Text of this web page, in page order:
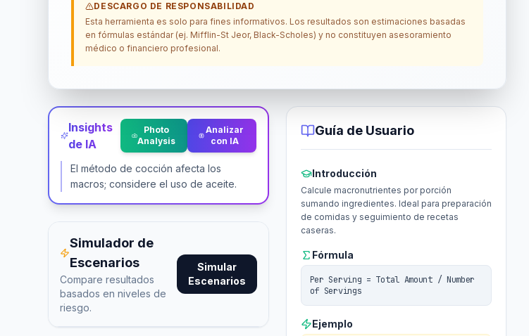
DESCARGO DE RESPONSABILIDAD
Esta herramienta es solo para fines informativos. Los resultados son estimaciones basadas
en fórmulas estándar (ej. Mifflin-St Jeor, Black-Scholes) y no constituyen asesoramiento
médico o financiero profesional.
Insights
de IA
Photo
Analysis
Analizar
con IA
El método de cocción afecta los
macros; considere el uso de aceite.
Simulador de
Escenarios
Compare resultados
basados en niveles de
riesgo.
Simular
Escenarios
Guía de Usuario
Introducción
Calcule macronutrientes por porción
sumando ingredientes. Ideal para preparación
de comidas y seguimiento de recetas
caseras.
Fórmula
Per Serving = Total Amount / Number
of Servings
Ejemplo